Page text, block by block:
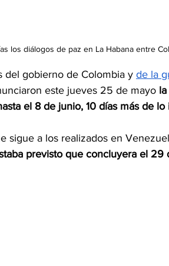
los diálogos de paz en La Habana entre
del gobierno de Colombia y de la
este jueves 25 de mayo
el 8 de junio, 10 días más de
sigue a los realizados en
previsto que concluyera el 29